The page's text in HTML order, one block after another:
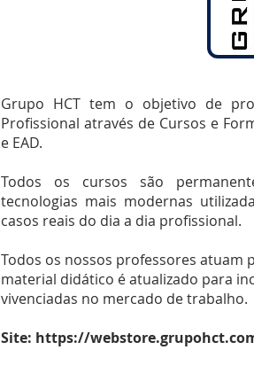
Grupo HCT tem o objetivo de
Profissional através de Cursos e
e EAD.
Todos os cursos são
tecnologias mais modernas
casos reais do dia a dia profissional.
Todos os nossos professores
material didático é atualizado para
vivenciadas no mercado de trabalho.
Site: https://